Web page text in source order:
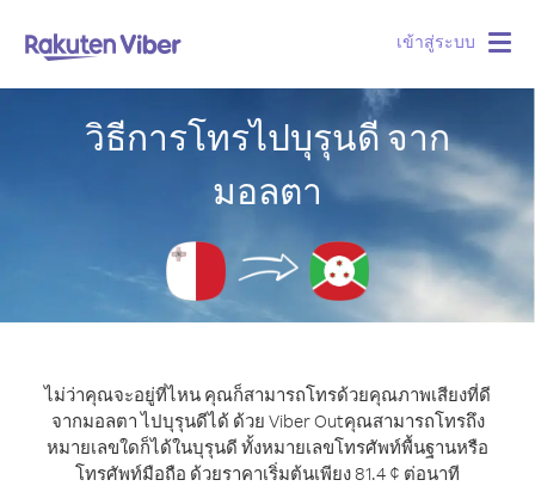
เข้าสู่ระบบ
วิธีการโทรไปบุรุนดี จาก
มอลตา
ไม่ว่าคุณจะอยู่ที่ไหน คุณก็สามารถโทรด้วยคุณภาพเสียงที่ดี
จากมอลตา ไปบุรุนดีได้ ด้วย Viber Outคุณสามารถโทรถึง
หมายเลขใดก็ได้ในบุรุนดี ทั้งหมายเลขโทรศัพท์พื้นฐานหรือ
โทรศัพท์มือถือ ด้วยราคาเริ่มต้นเพียง 81.4 ¢ ต่อนาที